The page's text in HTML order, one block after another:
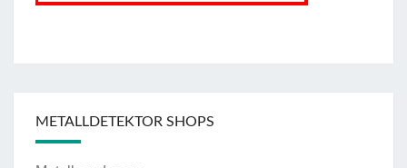
METALLDETEKTOR SHOPS